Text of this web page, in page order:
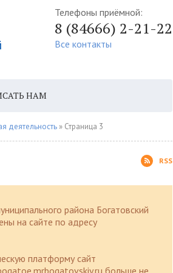
Телефоны приёмной:
8 (84666) 2-21-22
Все контакты
НАМ
деятельность » Страница 3
RSS
района Богатовский
на сайте по адресу
платформу сайт
больше не